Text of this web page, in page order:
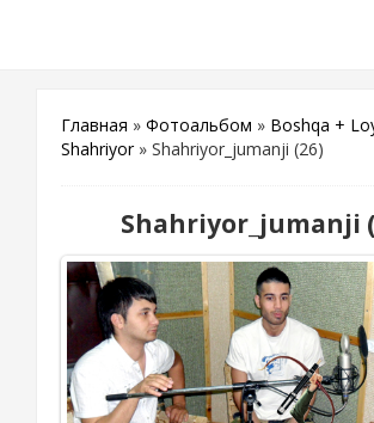
Главная » Фотоальбом » Boshqa +
Shahriyor» Shahriyor_jumanji (26)
Shahriyor_jumanji